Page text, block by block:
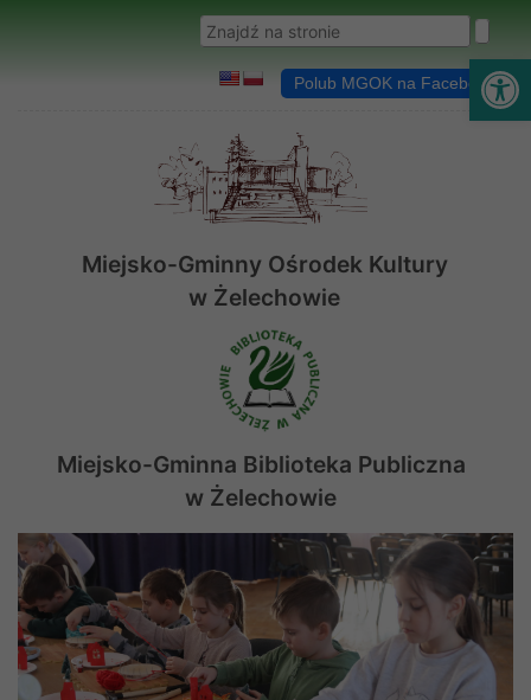
Wyszukaj w serwisie
Polub MGOK na Facebooku
Miejsko-Gminny Ośrodek Kultury
w Żelechowie
Miejsko-Gminna Biblioteka Publiczna
w Żelechowie